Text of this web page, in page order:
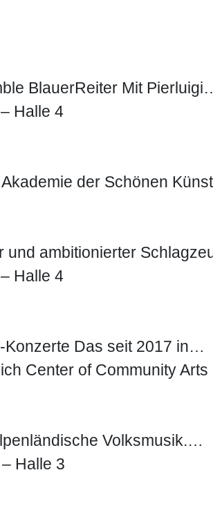
BlauerReiter Mit
Halle 4
der Schönen
und ambitionierter
Halle 4
Konzerte Das seit 2017 in…
Center of Community Arts
Volksmusik.…
Halle 3